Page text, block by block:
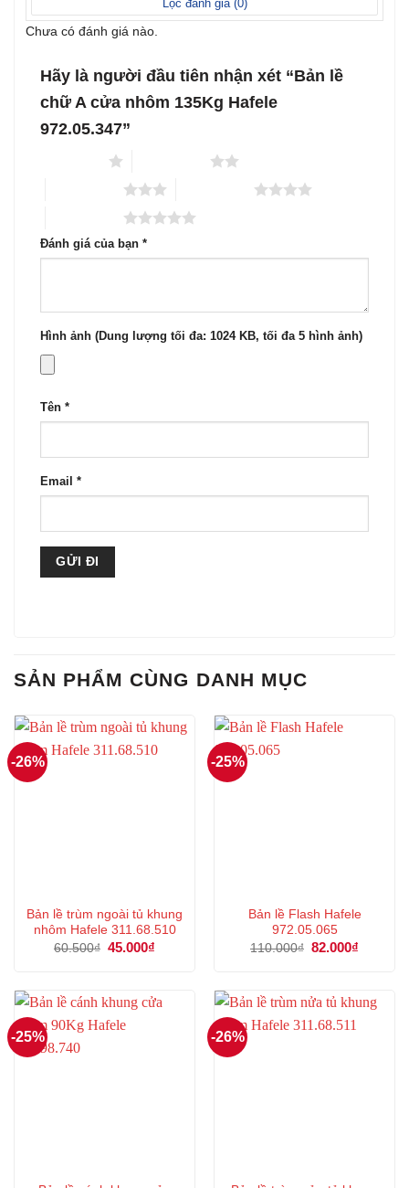
Lọc đánh giá (0)
Chưa có đánh giá nào.
Hãy là người đầu tiên nhận xét “Bản lề
chữ A cửa nhôm 135Kg Hafele
972.05.347”
Đánh giá của bạn *
Hình ảnh (Dung lượng tối đa: 1024 KB, tối đa 5 hình ảnh)
Tên *
Email *
SẢN PHẨM CÙNG DANH MỤC
-26%
Bản lề trùm ngoài tủ khung
nhôm Hafele 311.68.510
60.500₫ Giá
45.000₫
-25%
Bản lề Flash Hafele
972.05.065
110.000₫ Giá
82.000₫
-25% -26%